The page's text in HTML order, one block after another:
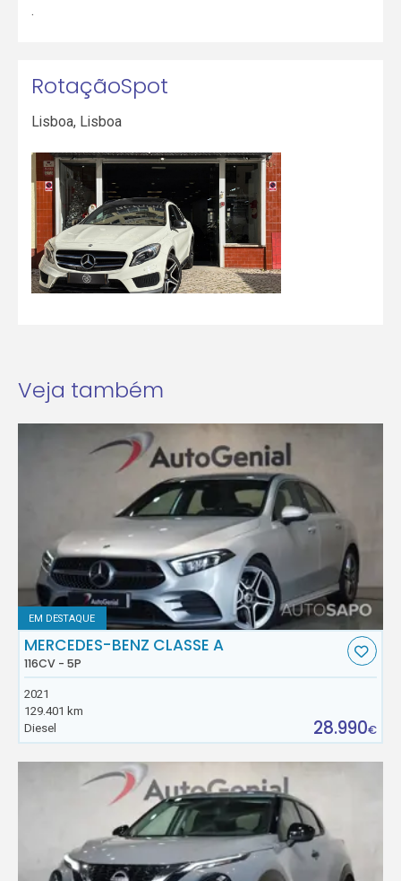
.
RotaçãoSpot
Lisboa, Lisboa
Veja também
EM DESTAQUE
MERCEDES-BENZ CLASSE A
116CV - 5P
2021
129.401 km
Diesel
28.990€